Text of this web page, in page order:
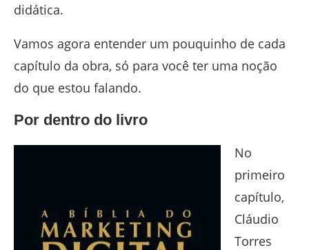
didática.
Vamos agora entender um pouquinho de cada
capítulo da obra, só para você ter uma noção
do que estou falando.
Por dentro do livro
No
primeiro
capítulo,
Cláudio
Torres